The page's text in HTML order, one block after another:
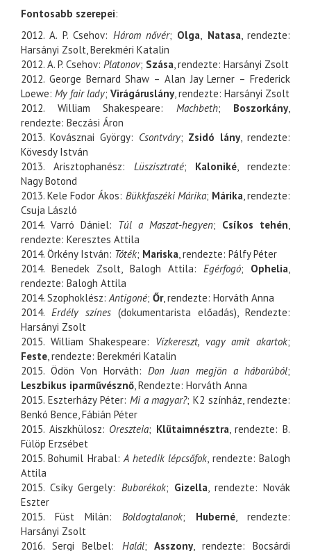
Fontosabb szerepei:
2012. A. P. Csehov: Három nővér; Olga, Natasa, rendezte:
Harsányi Zsolt, Berekméri Katalin
2012. A. P. Csehov: Platonov; Szása, rendezte: Harsányi Zsolt
2012. George Bernard Shaw – Alan Jay Lerner – Frederick
Loewe: My fair lady; Virágáruslány, rendezte: Harsányi Zsolt
2012. William Shakespeare: Machbeth; Boszorkány,
rendezte: Beczási Áron
2013. Kovásznai György: Csontváry; Zsidó lány, rendezte:
Kövesdy István
2013. Arisztophanész: Lüszisztraté; Kaloniké, rendezte:
Nagy Botond
2013. Kele Fodor Ákos: Bükkfaszéki Márika; Márika, rendezte:
Csuja László
2014. Varró Dániel: Túl a Maszat-hegyen; Csíkos tehén,
rendezte: Keresztes Attila
2014. Örkény István: Tóték; Mariska, rendezte: Pálfy Péter
2014. Benedek Zsolt, Balogh Attila: Egérfogó; Ophelia,
rendezte: Balogh Attila
2014. Szophoklész:Antigoné; Őr, rendezte: Horváth Anna
2014. Erdély színes (dokumentarista előadás), Rendezte:
Harsányi Zsolt
2015. William Shakespeare: Vízkereszt, vagy amit akartok;
Feste, rendezte: Berekméri Katalin
2015. Ödön Von Horváth: Don Juan megjön a háborúból;
Leszbikus iparművésznő, Rendezte: Horváth Anna
2015. Eszterházy Péter: Mi a magyar?; K2 színház, rendezte:
Benkó Bence, Fábián Péter
2015. Aiszkhülosz: Oreszteia; Klütaimnésztra, rendezte: B.
Fülöp Erzsébet
2015. Bohumil Hrabal:A hetedik lépcsőfok, rendezte: Balogh
Attila
2015. Csíky Gergely: Buborékok; Gizella, rendezte: Novák
Eszter
2015. Füst Milán: Boldogtalanok; Huberné, rendezte:
Harsányi Zsolt
2016. Sergi Belbel: Halál; Asszony, rendezte: Bocsárdi